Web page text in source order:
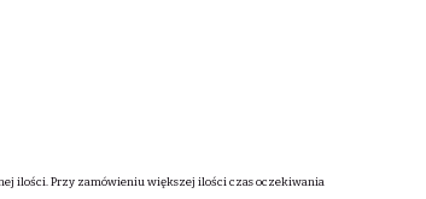
ilości. Przy zamówieniu większej ilości czas oczekiwania